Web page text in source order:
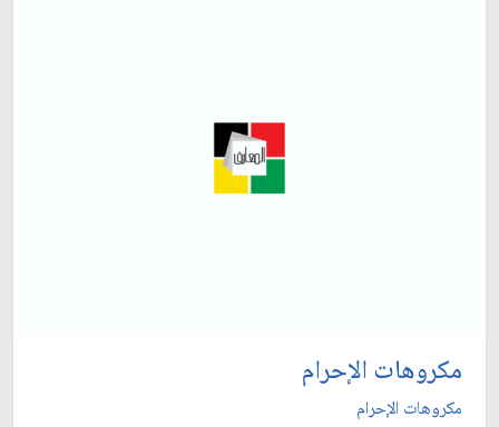
مكروهات الإحرام
مكروهات الإحرام